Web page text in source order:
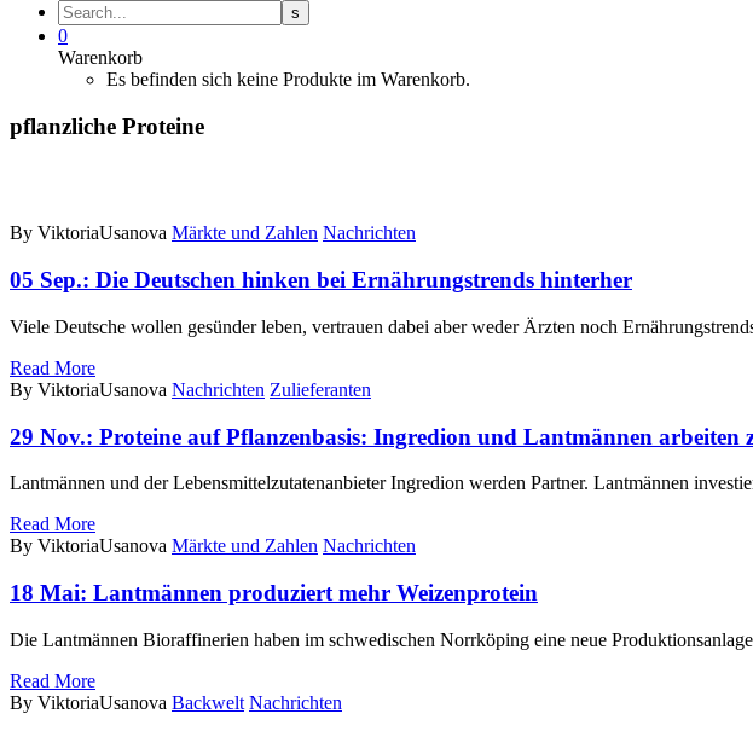
0
Warenkorb
Es befinden sich keine Produkte im Warenkorb.
pflanzliche Proteine
By ViktoriaUsanova Märkte und Zahlen Nachrichten
05 Sep.: Die Deutschen hinken bei Ernährungstrends hinterher
Viele Deutsche wollen gesünder leben, vertrauen dabei aber weder Ärzten noch
Read More
By ViktoriaUsanova Nachrichten Zulieferanten
29 Nov.: Proteine auf Pflanzenbasis: Ingredion und Lantmännen arbeiten
Lantmännen und der Lebensmittelzutatenanbieter Ingredion werden Partner. Lantmännen
Read More
By ViktoriaUsanova Märkte und Zahlen Nachrichten
18 Mai: Lantmännen produziert mehr Weizenprotein
Die Lantmännen Bioraffinerien haben im schwedischen Norrköping eine neue
Read More
By ViktoriaUsanova Backwelt Nachrichten